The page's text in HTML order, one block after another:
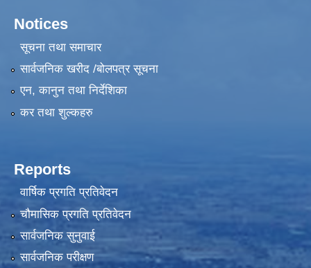
Notices
सूचना तथा समाचार
सार्वजनिक खरीद /बोलपत्र सूचना
एन, कानुन तथा निर्देशिका
कर तथा शुल्कहरु
Reports
वार्षिक प्रगति प्रतिवेदन
चौमासिक प्रगति प्रतिवेदन
सार्वजनिक सुनुवाई
सार्वजनिक परीक्षण